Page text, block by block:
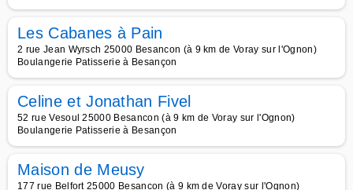
Les Cabanes à Pain
2 rue Jean Wyrsch 25000 Besancon (à 9 km de Voray sur l'Ognon)
Boulangerie Patisserie à Besançon
Celine et Jonathan Fivel
52 rue Vesoul 25000 Besancon (à 9 km de Voray sur l'Ognon)
Boulangerie Patisserie à Besançon
Maison de Meusy
177 rue Belfort 25000 Besancon (à 9 km de Voray sur l'Ognon)